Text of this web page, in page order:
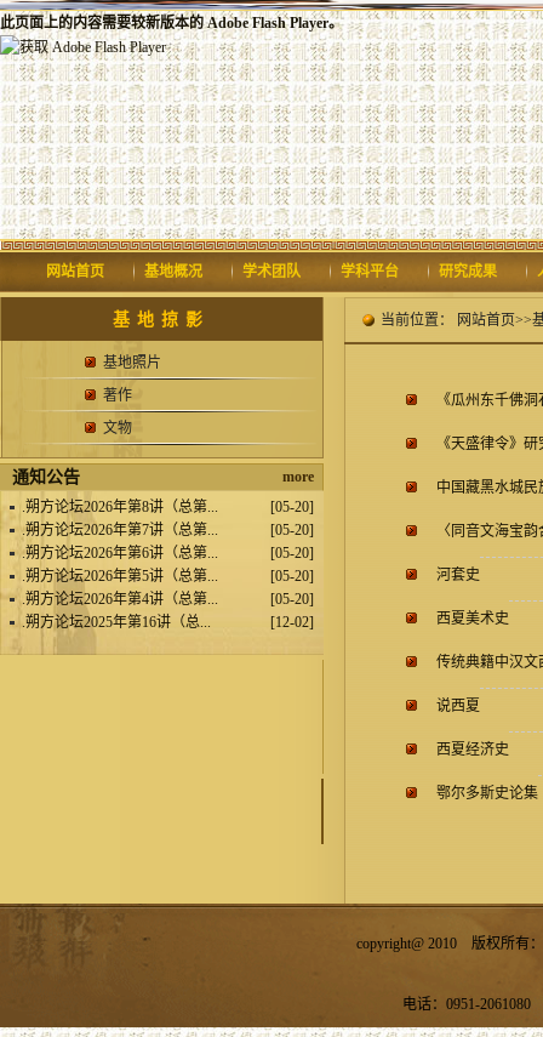
此页面上的内容需要较新版本的 Adobe Flash Player。
网站首页 基地概况 学术团队 学科平台 研究成果
基地掠影
基地照片
著作
文物
通知公告
more
.朔方论坛2026年第8讲（总第...
[05-20]
.朔方论坛2026年第7讲（总第...
[05-20]
.朔方论坛2026年第6讲（总第...
[05-20]
.朔方论坛2026年第5讲（总第...
[05-20]
.朔方论坛2026年第4讲（总第...
[05-20]
.朔方论坛2025年第16讲（总... [12-02]
当前位置： 网站首页>>
《瓜州东千佛
《天盛律令》研
中国藏黑水城民
〈同音文海宝
河套史
西夏美术史
传统典籍中汉文
说西夏
西夏经济史
鄂尔多斯史论集
copyright@ 2010 版权所有
电话：0951-2061080